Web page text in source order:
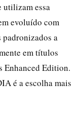
utilizam essa
evoluído com
padronizados a
em títulos
Enhanced Edition.
é a escolha mais